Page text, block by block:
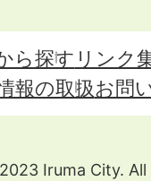
ら探す リンク
報の取扱お問
Iruma City. All